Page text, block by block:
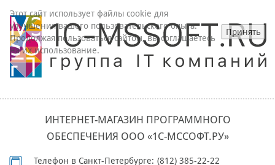
ИНТЕРНЕТ-МАГАЗИН ПРОГРАММНОГО
ОБЕСПЕЧЕНИЯ ООО «1С-МССОФТ.РУ»
Телефон в Санкт-Петербурге: (812) 385-22-22
Этот сайт использует файлы cookie для
улучшения вашего пользовательского опыта.
Продолжая пользоваться сайтом, вы соглашаетесь
на их использование.
Принять